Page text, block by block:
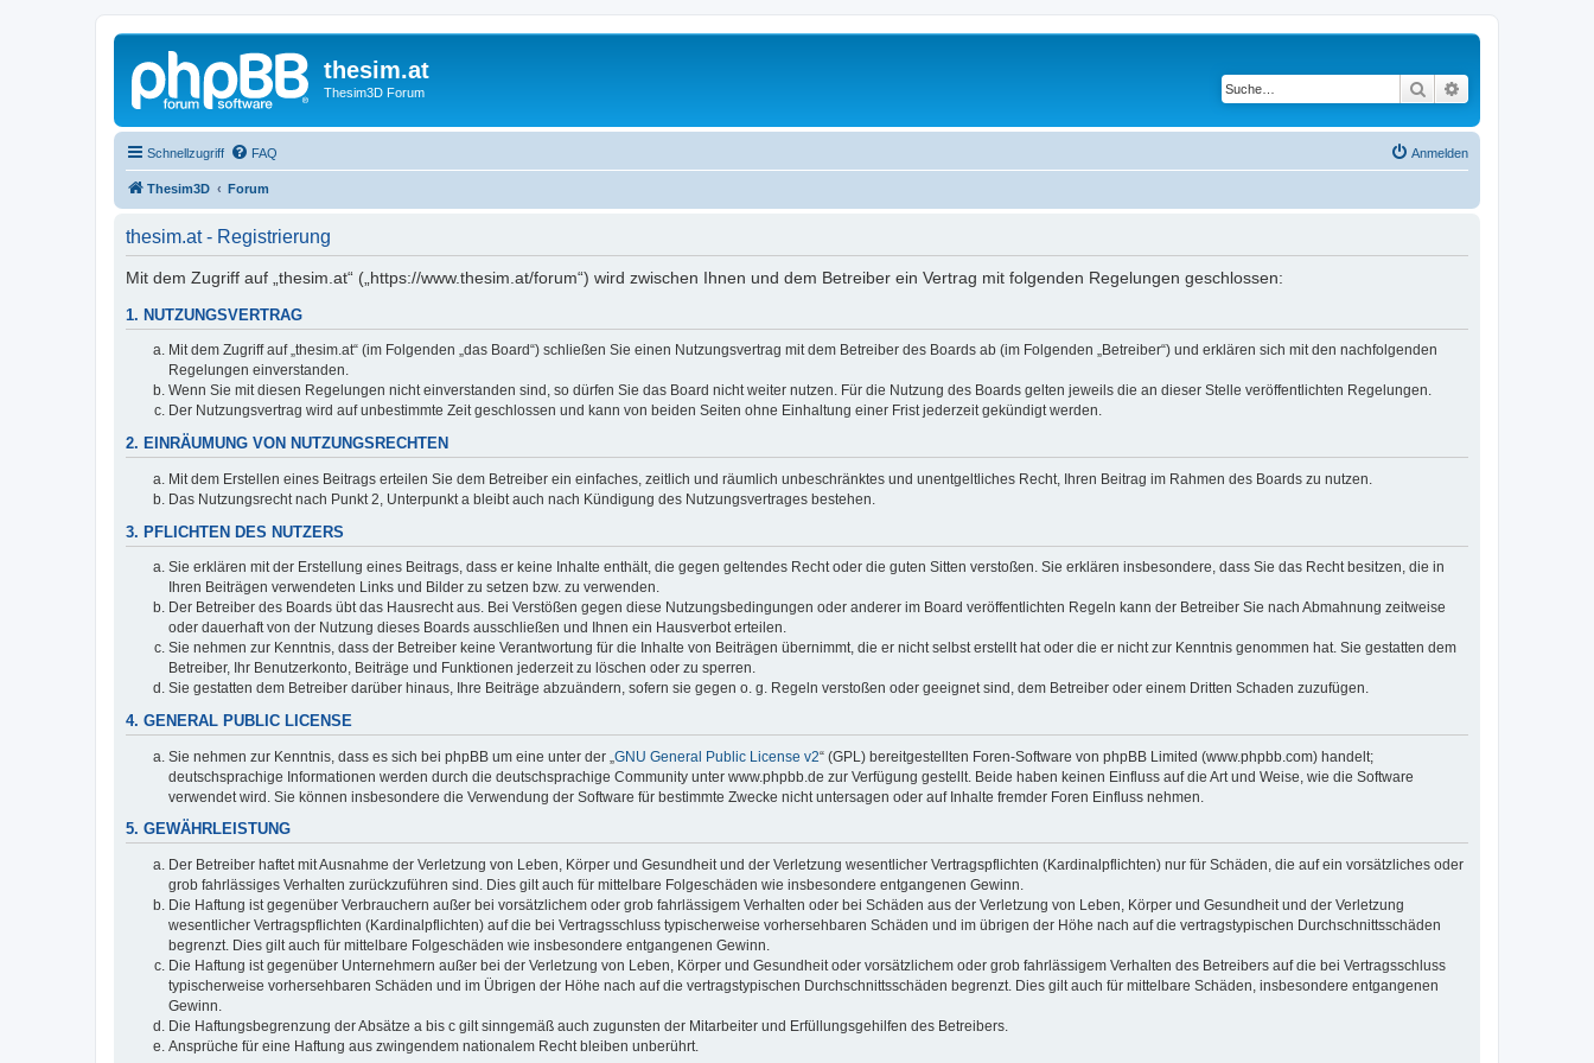
thesim.at
Thesim3D Forum Suche
Schnellzugriff FAQ Anmelden
Thesim3D Forum
thesim.at - Registrierung
Mit dem Zugriff auf „thesim.at“ („https://www.thesim.at/forum“) wird zwischen Ihnen und dem Betreiber ein Vertrag mit folgenden Regelungen geschlossen:
1. NUTZUNGSVERTRAG
Mit dem Zugriff auf „thesim.at“ (im Folgenden „das Board“) schließen Sie einen Nutzungsvertrag mit dem Betreiber des Boards ab (im Folgenden „Betreiber“) und erklären sich mit den nachfolgenden
Regelungen einverstanden.
Wenn Sie mit diesen Regelungen nicht einverstanden sind, so dürfen Sie das Board nicht weiter nutzen. Für die Nutzung des Boards gelten jeweils die an dieser Stelle veröffentlichten Regelungen.
Der Nutzungsvertrag wird auf unbestimmte Zeit geschlossen und kann von beiden Seiten ohne Einhaltung einer Frist jederzeit gekündigt werden.
2. EINRÄUMUNG VON NUTZUNGSRECHTEN
Mit dem Erstellen eines Beitrags erteilen Sie dem Betreiber ein einfaches, zeitlich und räumlich unbeschränktes und unentgeltliches Recht, Ihren Beitrag im Rahmen des Boards zu nutzen.
Das Nutzungsrecht nach Punkt 2, Unterpunkt a bleibt auch nach Kündigung des Nutzungsvertrages bestehen.
3. PFLICHTEN DES NUTZERS
Sie erklären mit der Erstellung eines Beitrags, dass er keine Inhalte enthält, die gegen geltendes Recht oder die guten Sitten verstoßen. Sie erklären insbesondere, dass Sie das Recht besitzen, die in
Ihren Beiträgen verwendeten Links und Bilder zu setzen bzw. zu verwenden.
Der Betreiber des Boards übt das Hausrecht aus. Bei Verstößen gegen diese Nutzungsbedingungen oder anderer im Board veröffentlichten Regeln kann der Betreiber Sie nach Abmahnung zeitweise
oder dauerhaft von der Nutzung dieses Boards ausschließen und Ihnen ein Hausverbot erteilen.
Sie nehmen zur Kenntnis, dass der Betreiber keine Verantwortung für die Inhalte von Beiträgen übernimmt, die er nicht selbst erstellt hat oder die er nicht zur Kenntnis genommen hat. Sie gestatten dem
Betreiber, Ihr Benutzerkonto, Beiträge und Funktionen jederzeit zu löschen oder zu sperren.
Sie gestatten dem Betreiber darüber hinaus, Ihre Beiträge abzuändern, sofern sie gegen o. g. Regeln verstoßen oder geeignet sind, dem Betreiber oder einem Dritten Schaden zuzufügen.
4. GENERAL PUBLIC LICENSE
Sie nehmen zur Kenntnis, dass es sich bei phpBB um eine unter der „ GNU General Public License v2“ (GPL) bereitgestellten Foren-Software von phpBB Limited (www.phpbb.com) handelt;
deutschsprachige Informationen werden durch die deutschsprachige Community unter www.phpbb.de zur Verfügung gestellt. Beide haben keinen Einfluss auf die Art und Weise, wie die Software
verwendet wird. Sie können insbesondere die Verwendung der Software für bestimmte Zwecke nicht untersagen oder auf Inhalte fremder Foren Einfluss nehmen.
5. GEWÄHRLEISTUNG
Der Betreiber haftet mit Ausnahme der Verletzung von Leben, Körper und Gesundheit und der Verletzung wesentlicher Vertragspflichten (Kardinalpflichten) nur für Schäden, die auf ein vorsätzliches oder
grob fahrlässiges Verhalten zurückzuführen sind. Dies gilt auch für mittelbare Folgeschäden wie insbesondere entgangenen Gewinn.
Die Haftung ist gegenüber Verbrauchern außer bei vorsätzlichem oder grob fahrlässigem Verhalten oder bei Schäden aus der Verletzung von Leben, Körper und Gesundheit und der Verletzung
wesentlicher Vertragspflichten (Kardinalpflichten) auf die bei Vertragsschluss typischerweise vorhersehbaren Schäden und im übrigen der Höhe nach auf die vertragstypischen Durchschnittsschäden
begrenzt. Dies gilt auch für mittelbare Folgeschäden wie insbesondere entgangenen Gewinn.
Die Haftung ist gegenüber Unternehmern außer bei der Verletzung von Leben, Körper und Gesundheit oder vorsätzlichem oder grob fahrlässigem Verhalten des Betreibers auf die bei Vertragsschluss
typischerweise vorhersehbaren Schäden und im Übrigen der Höhe nach auf die vertragstypischen Durchschnittsschäden begrenzt. Dies gilt auch für mittelbare Schäden, insbesondere entgangenen
Gewinn.
Die Haftungsbegrenzung der Absätze a bis c gilt sinngemäß auch zugunsten der Mitarbeiter und Erfüllungsgehilfen des Betreibers.
Ansprüche für eine Haftung aus zwingendem nationalem Recht bleiben unberührt.